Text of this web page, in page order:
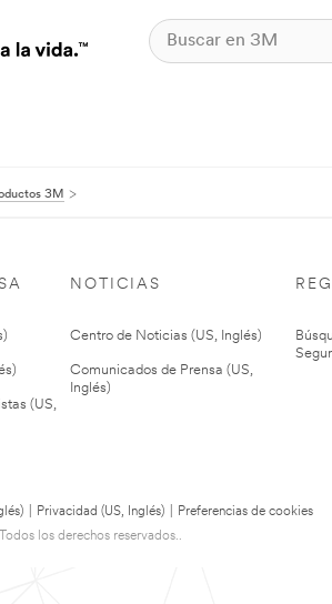
3M
(US,
NOTICIAS
Centro de Noticias (US, Inglés)
Comunicados de Prensa (US,
Inglés)
Privacidad (US, Inglés)
Preferencias de cookies
los derechos reservados..